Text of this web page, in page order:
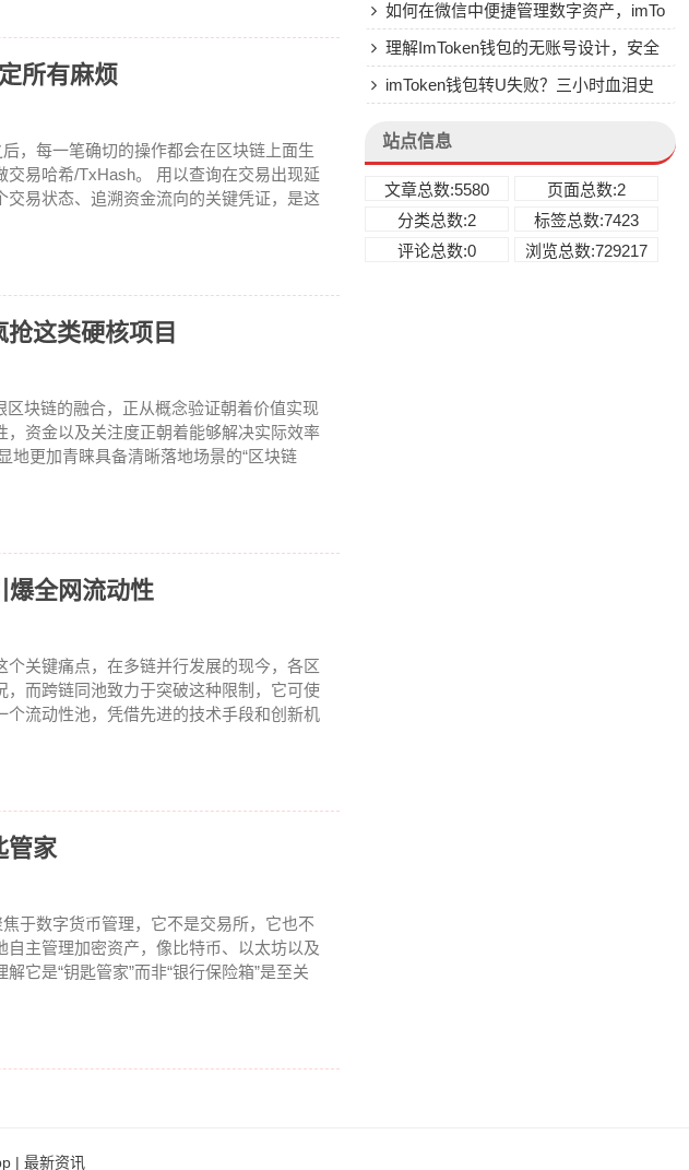
所有麻烦
，每一笔确切的操作都会在区块链上面生
易哈希/TxHash。 用以查询在交易出现延
易状态、追溯资金流向的关键凭证，是这
这类硬核项目
块链的融合，正从概念验证朝着价值实现
资金以及关注度正朝着能够解决实际效率
地更加青睐具备清晰落地场景的“区块链
爆全网流动性
关键痛点，在多链并行发展的现今，各区
而跨链同池致力于突破这种限制，它可使
流动性池，凭借先进的技术手段和创新机
管家
于数字货币管理，它不是交易所，它也不
主管理加密资产，像比特币、以太坊以及
它是“钥匙管家”而非“银行保险箱”是至关
接？全面指南助你避开风险
如何在微信中便捷管理数字资产，imTo
ken钱包绑定微信全指南
理解ImToken钱包的无账号设计，安全
与去中心化的本质
imToken钱包转U失败？三小时血泪史
站点信息
文章总数:5580
页面总数:2
分类总数:2
标签总数:7423
评论总数:0
浏览总数:729217
| 最新资讯